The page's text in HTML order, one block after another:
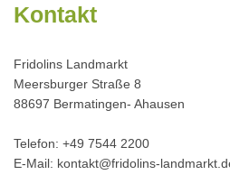
Kontakt
Fridolins Landmarkt
Meersburger Straße 8
88697 Bermatingen- Ahausen
Telefon: +49 7544 2200
E-Mail: kontakt@fridolins-